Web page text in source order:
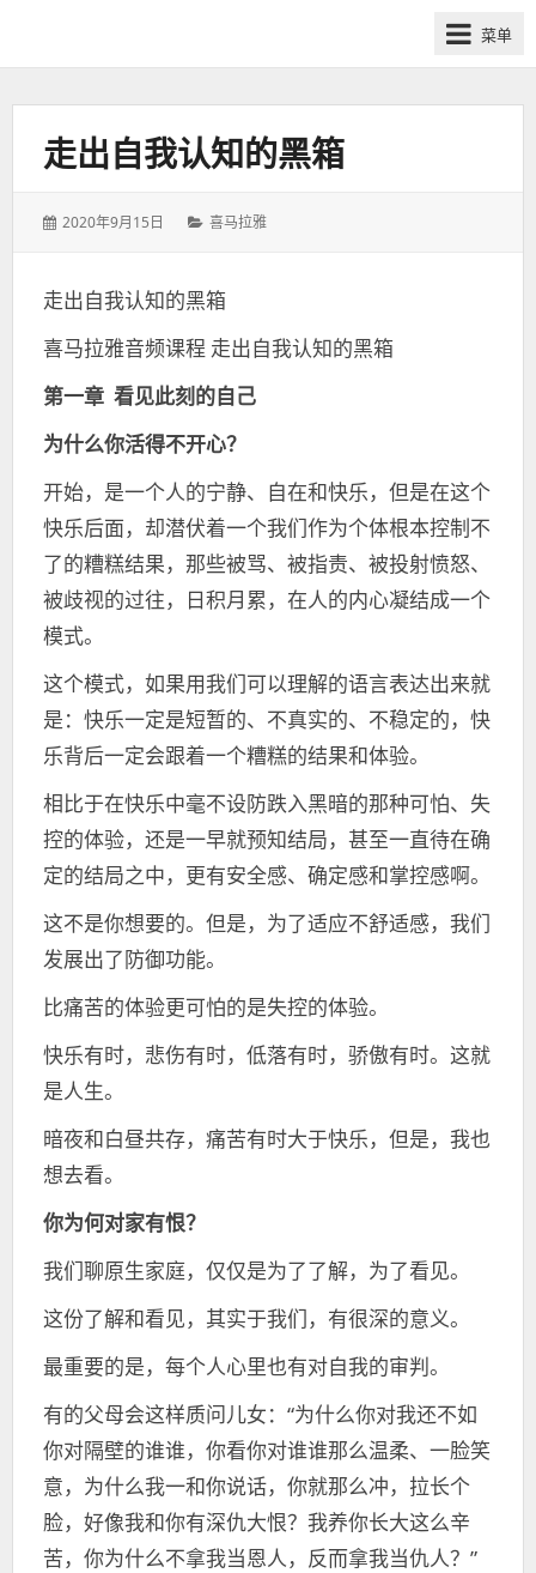
筹
群-
菜单
走出自我认知的黑箱
发
2020年9月15日
分
喜马拉雅
走出自我认知的黑箱
喜马拉雅音频课程 走出自我认知的黑箱
第一章 看见此刻的自己
为什么你活得不开心？
开始，是一个人的宁静、自在和快乐，但是在这个
快乐后面，却潜伏着一个我们作为个体根本控制不
了的糟糕结果，那些被骂、被指责、被投射愤怒、
被歧视的过往，日积月累，在人的内心凝结成一个
模式。
这个模式，如果用我们可以理解的语言表达出来就
是：快乐一定是短暂的、不真实的、不稳定的，快
乐背后一定会跟着一个糟糕的结果和体验。
相比于在快乐中毫不设防跌入黑暗的那种可怕、失
控的体验，还是一早就预知结局，甚至一直待在确
定的结局之中，更有安全感、确定感和掌控感啊。
这不是你想要的。但是，为了适应不舒适感，我们
发展出了防御功能。
比痛苦的体验更可怕的是失控的体验。
快乐有时，悲伤有时，低落有时，骄傲有时。这就
是人生。
暗夜和白昼共存，痛苦有时大于快乐，但是，我也
想去看。
你为何对家有恨？
我们聊原生家庭，仅仅是为了了解，为了看见。
这份了解和看见，其实于我们，有很深的意义。
最重要的是，每个人心里也有对自我的审判。
有的父母会这样质问儿女：“为什么你对我还不如
你对隔壁的谁谁，你看你对谁谁那么温柔、一脸笑
意，为什么我一和你说话，你就那么冲，拉长个
脸，好像我和你有深仇大恨？我养你长大这么辛
苦，你为什么不拿我当恩人，反而拿我当仇人？”